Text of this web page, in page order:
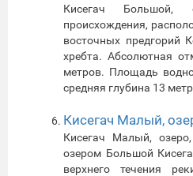
Кисегач Большой,
происхождения,
восточных предгорий
хребта. Абсолютная
метров. Площадь
средняя глубина 13
Кисегач Малый,
Кисегач Малый,
озером Большой
верхнего течения